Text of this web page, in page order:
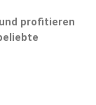
profitieren